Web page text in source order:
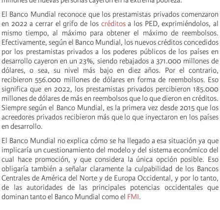
El Banco Mundial reconoce que los prestamistas privados comenzaron
en 2022 a cerrar el grifo de los créditosa los PED, exprimiéndolos, al
mismo tiempo, al máximo para obtener el máximo de reembolsos.
Efectivamente, según el Banco Mundial, los nuevos créditos concedidos
por los prestamistas privados a los poderes públicos de los países en
desarrollo cayeron en un 23%, siendo rebajados a 371.000 millones de
dólares, o sea, su nivel más bajo en diez años. Por el contrario,
recibieron 556.000 millones de dólares en forma de reembolsos. Eso
significa que en 2022, los prestamistas privados percibieron 185.000
millones de dólares de más en reembolsos que lo que dieron en créditos.
Siempre según el Banco Mundial, es la primera vez desde 2015 que los
acreedores privados recibieron más que lo que inyectaron en los países
en desarrollo.
El Banco Mundial no explica cómo se ha llegado a esa situación ya que
implicaría un cuestionamiento del modelo y del sistema económico del
cual hace promoción, y que considera la única opción posible. Eso
obligaría también a señalar claramente la culpabilidad de los Bancos
Centrales de América del Norte y de Europa Occidental, y por lo tanto,
de las autoridades de las principales potencias occidentales que
dominan tanto el Banco Mundial como el FMI.